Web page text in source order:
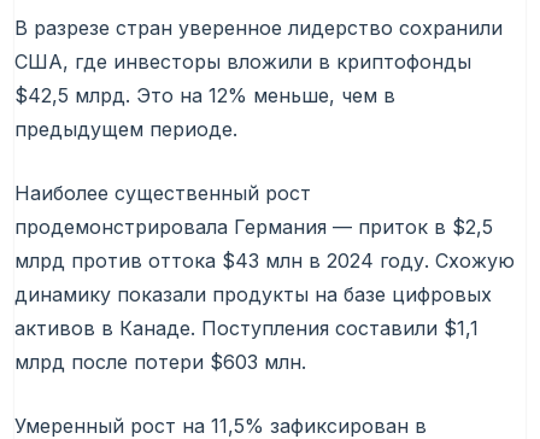
В разрезе стран уверенное лидерство сохранили
США, где инвесторы вложили в криптофонды
$42,5 млрд. Это на 12% меньше, чем в
предыдущем периоде.
Наиболее существенный рост
продемонстрировала Германия — приток в $2,5
млрд против оттока $43 млн в 2024 году. Схожую
динамику показали продукты на базе цифровых
активов в Канаде. Поступления составили $1,1
млрд после потери $603 млн.
Умеренный рост на 11,5% зафиксирован в